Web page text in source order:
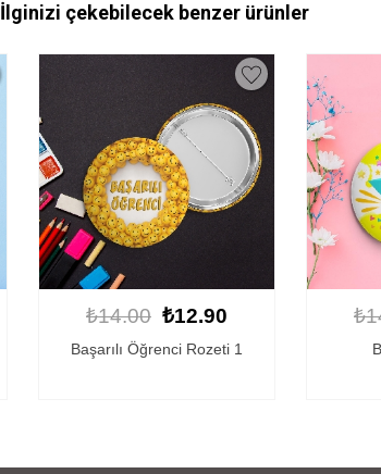
İlginizi çekebilecek benzer ürünler
₺14.00 ₺12.90
Başarı Rozeti 3